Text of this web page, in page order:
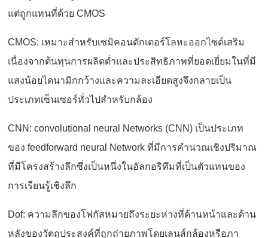
แต่ถูกแทนที่ด้วย CMOS
CMOS: เหมาะสำหรับเซมิคอนดักเตอร์โลหะออกไซด์เสริม
เนื่องจากต้นทุนการผลิตต่ำและประสิทธิภาพที่ยอดเยี่ยมในที่มี
แสงน้อยไดนามิกกว้างและความละเอียดสูงจึงกลายเป็น
ประเภทเซ็นเซอร์ทั่วไปสำหรับกล้อง
CNN: convolutional neural Networks (CNN) เป็นประเภท
ของ feedforward neural Network ที่มีการคำนวณเชิงปริมาณ
ที่มีโครงสร้างลึกซึ่งเป็นหนึ่งในอัลกอริทึมที่เป็นตัวแทนของ
การเรียนรู้เชิงลึก
Dof: ความลึกของโฟกัสหมายถึงระยะห่างที่ด้านหน้าและด้าน
หลังของวัตถุประสงค์ที่ถูกถ่ายภาพโดยเลนส์กล้องหรือภา